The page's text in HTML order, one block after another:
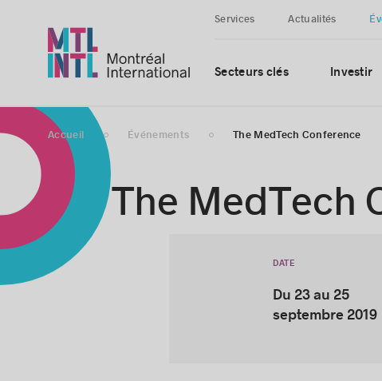
Services Actualités
Secteurs clés Investir
Accueil Événements The MedTech Conference
The MedTech
DATE
Du 23 au 25
septembre 2019